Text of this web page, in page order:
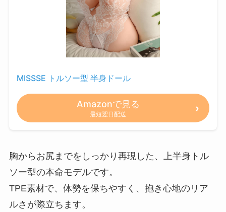
MISSSE トルソー型 半身ドール
Amazonで見る
最短翌日配送
胸からお尻までをしっかり再現した、上半身トル
ソー型の本命モデルです。
TPE素材で、体勢を保ちやすく、抱き心地のリア
ルさが際立ちます。